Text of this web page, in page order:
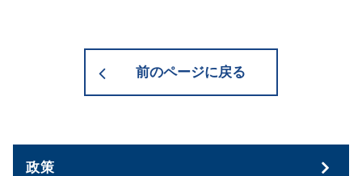
前のページに戻る
政策